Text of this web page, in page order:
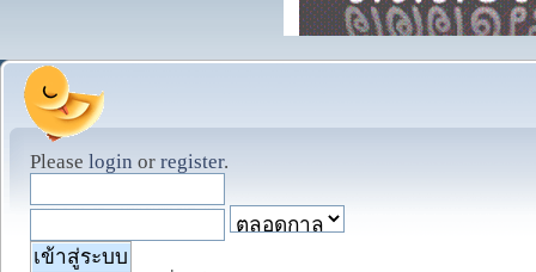
Please login or register.